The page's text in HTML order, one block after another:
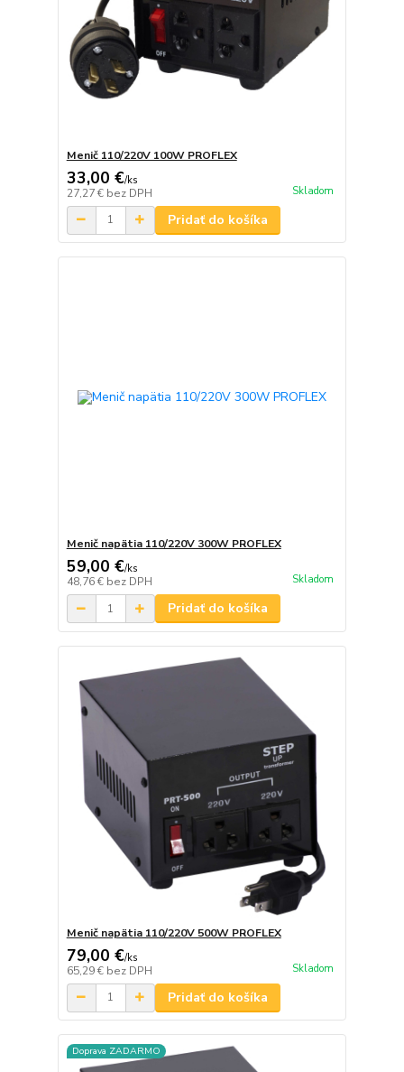
Menič 110/220V 100W PROFLEX
33,00 €/ks
27,27 € bez DPH Skladom
Pridať do košíka
Menič napätia 110/220V 300W PROFLEX
59,00 €/ks
48,76 € bez DPH Skladom
Pridať do košíka
Menič napätia 110/220V 500W PROFLEX
79,00 €/ks
65,29 € bez DPH Skladom
Pridať do košíka
Doprava ZADARMO